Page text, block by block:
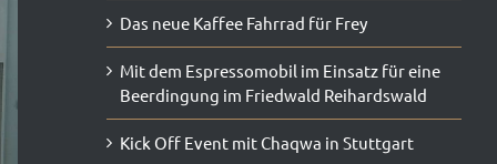
Das neue Kaffee Fahrrad für Frey
Mit dem Espressomobil im Einsatz für eine
Beerdingung im Friedwald Reihardswald
Kick Off Event mit Chaqwa in Stuttgart